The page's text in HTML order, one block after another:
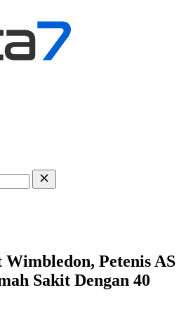
Wimbledon, Petenis AS
Sakit Dengan 40